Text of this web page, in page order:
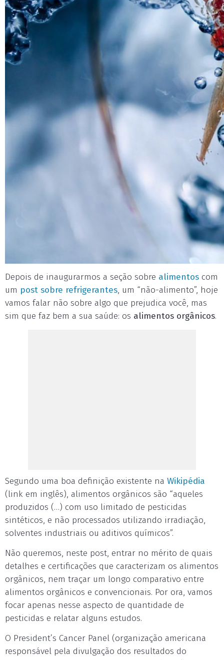
Depois de inaugurarmos a seção sobre alimentos com
um post sobre refrigerantes, um “não-alimento”, hoje
vamos falar não sobre algo que prejudica você, mas
sim que faz bem a sua saúde: os alimentos orgânicos.
Segundo uma boa definição existente na Wikipédia
(link em inglês), alimentos orgânicos são “aqueles
produzidos (…) com uso limitado de pesticidas
sintéticos, e não processados utilizando irradiação,
solventes industriais ou aditivos químicos”.
Não queremos, neste post, entrar no mérito de quais
detalhes e certificações que caracterizam os alimentos
orgânicos, nem traçar um longo comparativo entre
alimentos orgânicos e convencionais. Por ora, vamos
focar apenas nesse aspecto de quantidade de
pesticidas e relatar alguns estudos.
O President’s Cancer Panel (organização americana
responsável pela divulgação dos resultados do